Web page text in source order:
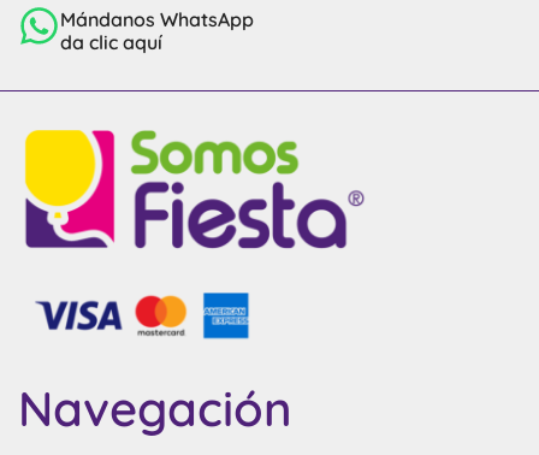
Mándanos WhatsApp
da clic aquí
Navegación